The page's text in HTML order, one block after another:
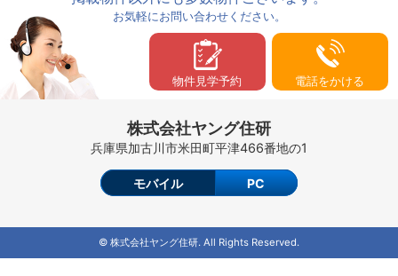
お気軽にお問い合わせください。
物件見学予約 電話をかける
株式会社ヤング住研
兵庫県加古川市米田町平津466番地の1
モバイル PC
© 株式会社ヤング住研. All Rights Reserved.